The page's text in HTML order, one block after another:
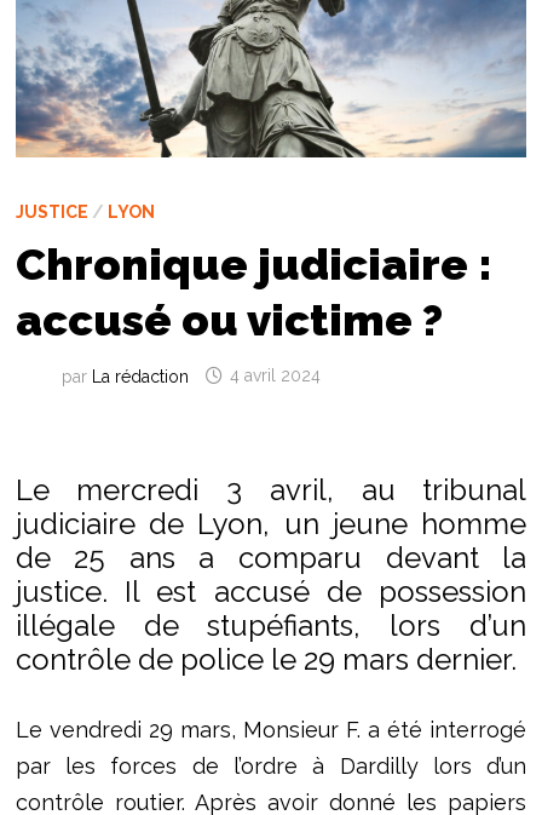
JUSTICE / LYON
Chronique judiciaire :
accusé ou victime ?
par La rédaction 4 avril 2024
Le mercredi 3 avril, au tribunal
judiciaire de Lyon, un jeune homme
de 25 ans a comparu devant la
justice. Il est accusé de possession
illégale de stupéfiants, lors d’un
contrôle de police le 29 mars dernier.
Le vendredi 29 mars, Monsieur F. a été interrogé
par les forces de l’ordre à Dardilly lors d’un
contrôle routier. Après avoir donné les papiers